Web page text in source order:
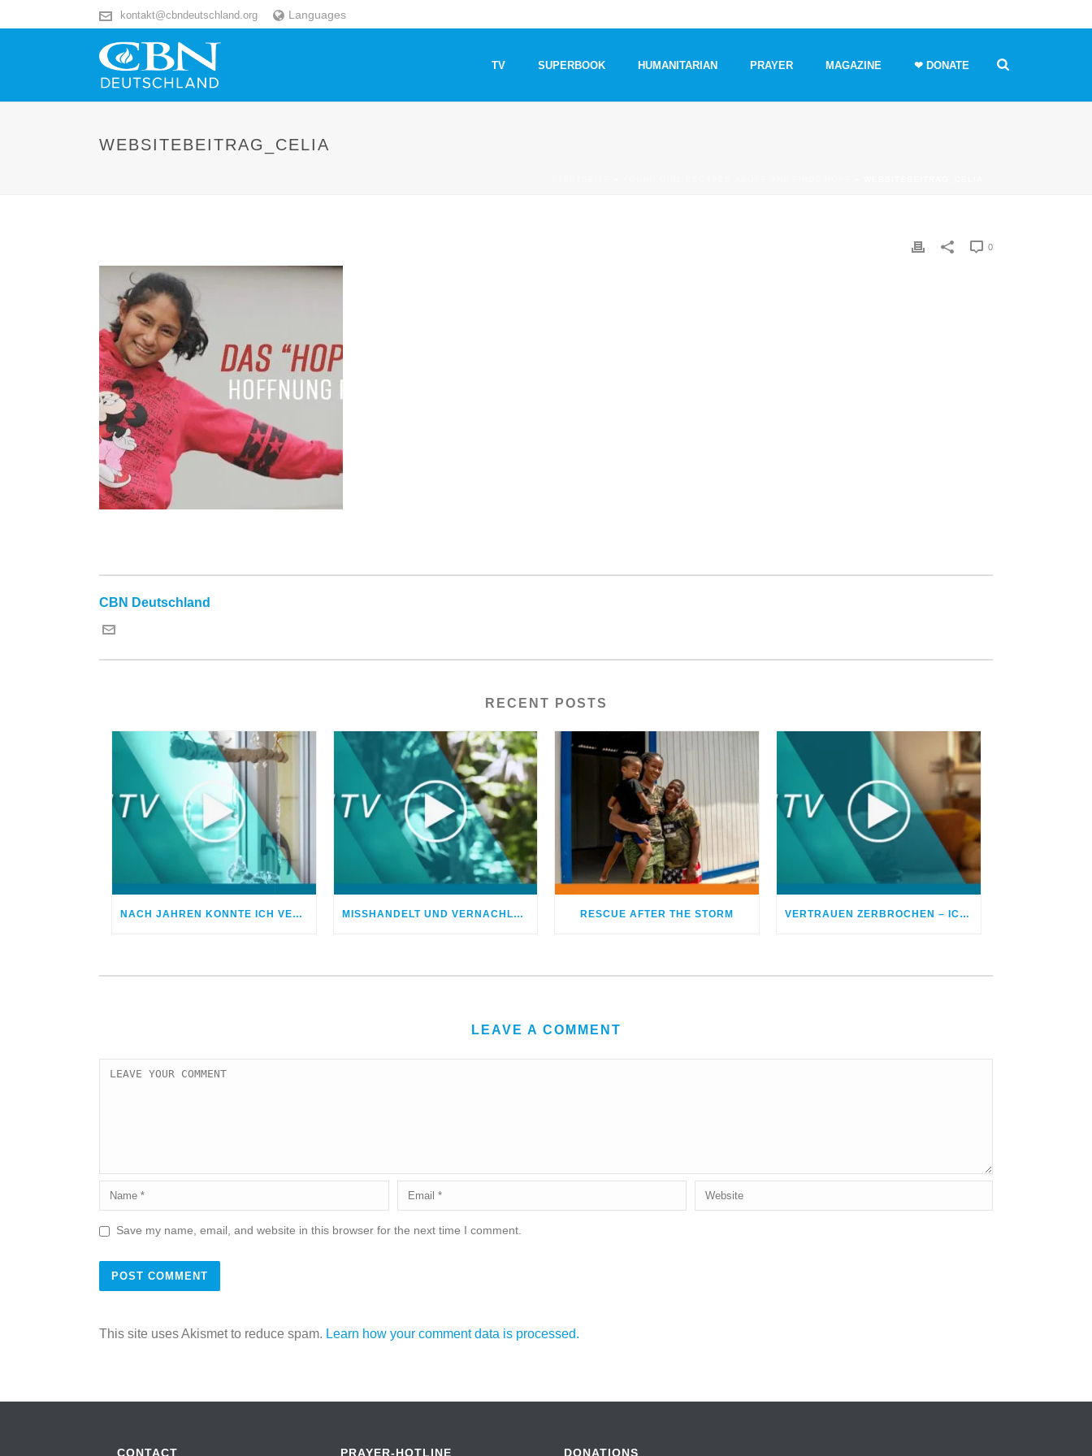
kontakt@cbndeutschland.org Languages
TV SUPERBOOK HUMANITARIAN PRAYER MAGAZINE ❤ DONATE
WEBSITEBEITRAG_CELIA
0
CBN Deutschland
RECENT POSTS
NACH JAHREN KONNTE ICH VERGEBEN MISSHANDELT UND VERNACHLÄSSIGT – DOCH GOTT HEILTE MEINE WUNDEN RESCUE AFTER THE STORM VERTRAUEN ZERBROCHEN – ICH BETROG MEINEN EHEPARTNER
LEAVE A COMMENT
Save my name, email, and website in this browser for the next time I comment.
This site uses Akismet to reduce spam. Learn how your comment data is processed.
CONTACT PRAYER-HOTLINE DONATIONS